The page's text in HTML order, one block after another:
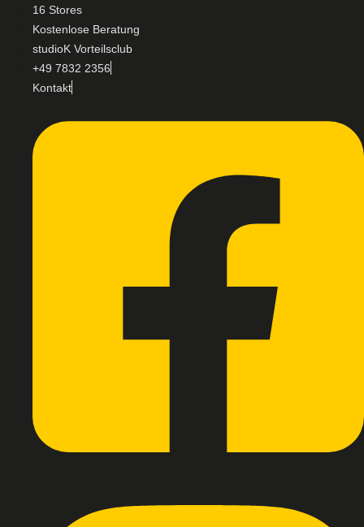
16 Stores
Kostenlose Beratung
studioK Vorteilsclub
+49 7832 2356
Kontakt